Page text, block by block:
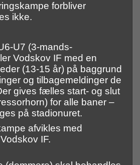
forbliver
ikke.
U7 (3-mands-
Vodskov IF med en
(13-15 år) på baggrund
og tilbagemeldinger de
gives fælles start- og slut
for alle baner –
på stadionuret.
afvikles med
IF.